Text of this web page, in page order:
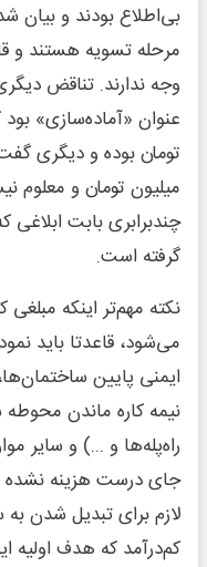
بی‌اطلاع بودند و بیان
مرحله تسویه هستند و
وجه ندارند. تناقض
میلیون تومان و معلوم
چندبرابری بابت ابلاغی
گرفته است.
نکته مهم‌تر اینکه
می‌شود، قاعدتا باید
ایمنی پایین
نیمه کاره ماندن
راه‌پله‌ها و ...) و سایر
جای درست هزینه نشده
لازم برای تبدیل شدن
کم‌درآمد که هدف اولیه